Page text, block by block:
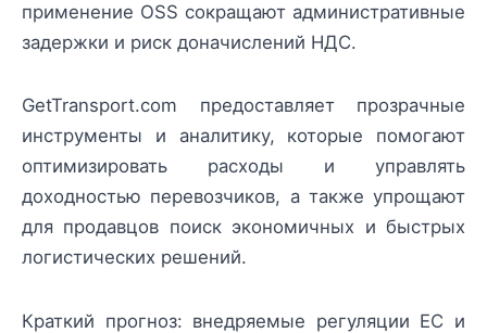
применение OSS сокращают административные
задержки и риск доначислений НДС.
GetTransport.com предоставляет прозрачные
инструменты и аналитику, которые помогают
оптимизировать расходы и управлять
доходностью перевозчиков, а также упрощают
для продавцов поиск экономичных и быстрых
логистических решений.
Краткий прогноз: внедряемые регуляции ЕС и